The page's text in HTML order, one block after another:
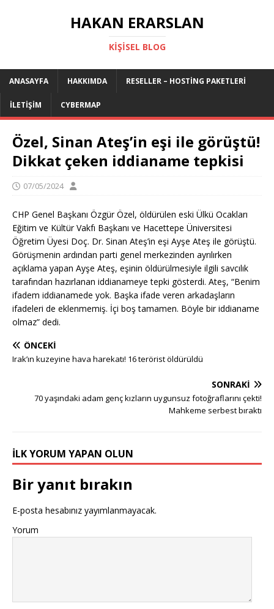
HAKAN ERARSLAN
KIŞISEL BLOG
ANASAYFA HAKKIMDA RESELLER – HOSTING PAKETLERI
İLETIŞIM CYBERMAP
Özel, Sinan Ateş’in eşi ile görüştü!
Dikkat çeken iddianame tepkisi
07/05/2024
CHP Genel Başkanı Özgür Özel, öldürülen eski Ülkü Ocakları
Eğitim ve Kültür Vakfı Başkanı ve Hacettepe Üniversitesi
Öğretim Üyesi Doç. Dr. Sinan Ateş’in eşi Ayşe Ateş ile görüştü.
Görüşmenin ardından parti genel merkezinden ayrılırken
açıklama yapan Ayşe Ateş, eşinin öldürülmesiyle ilgili savcılık
tarafından hazırlanan iddianameye tepki gösterdi. Ateş, “Benim
ifadem iddianamede yok. Başka ifade veren arkadaşların
ifadeleri de eklenmemiş. İçi boş tamamen. Böyle bir iddianame
olmaz” dedi.
ÖNCEKI
Irak’ın kuzeyine hava harekatı! 16 terörist öldürüldü
SONRAKI
70 yaşındaki adam genç kızların uygunsuz fotoğraflarını çekti!
Mahkeme serbest bıraktı
İLK YORUM YAPAN OLUN
Bir yanıt bırakın
E-posta hesabınız yayımlanmayacak.
Yorum